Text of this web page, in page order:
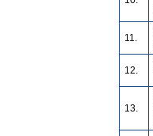
11.
12.
13.